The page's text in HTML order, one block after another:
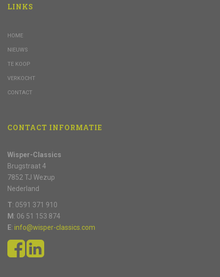
LINKS
HOME
NIEUWS
TE KOOP
VERKOCHT
CONTACT
CONTACT INFORMATIE
Wisper-Classics
Brugstraat 4
7852 TJ Wezup
Nederland
T: 0591 371 910
M : 06 51 153 874
E: info@wisper-classics.com